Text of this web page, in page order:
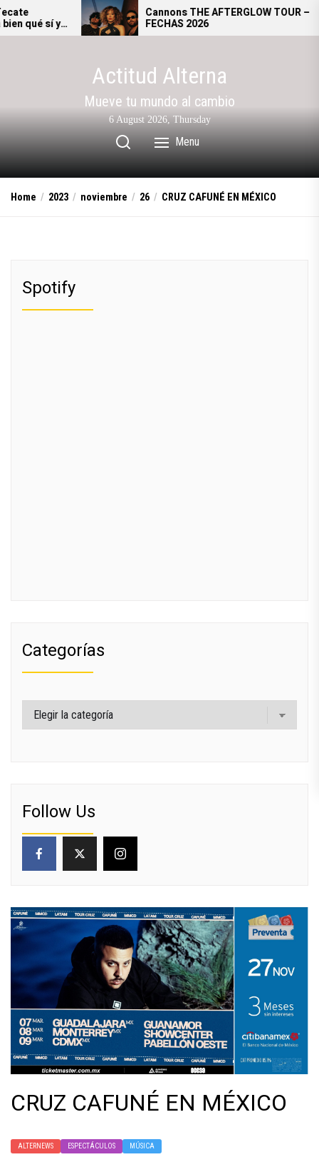
Skip
to
Cannons THE AFTERGLOW TOUR –
FECHAS 2026
Actitud Alterna
Mueve tu mundo al cambio
6 August 2026, Thursday
Menu
Home 2023 noviembre 26 CRUZ CAFUNÉ EN MÉXICO
CRUZ CAFUNÉ EN MÉXICO
ALTERNEWS ESPECTÁCULOS MÚSICA
Spotify
Categorías
Categorías
Follow Us